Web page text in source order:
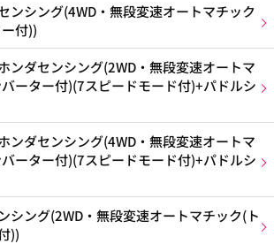
シング(4WD・無段変速オートマチック
付))
センシング(2WD・無段変速オートマ
ーター付)(7スピードモード付)+パドルシ
センシング(4WD・無段変速オートマ
ーター付)(7スピードモード付)+パドルシ
ング(2WD・無段変速オートマチック(ト
))